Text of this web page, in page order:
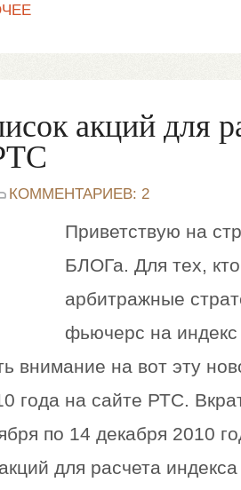
акций для
КОММЕНТАРИЕВ: 2
Приветствую на
БЛОГа. Для тех, кто
арбитражные
фьючерс на
внимание на вот эту
года на сайте РТС.
по 14 декабря 2010
для расчета